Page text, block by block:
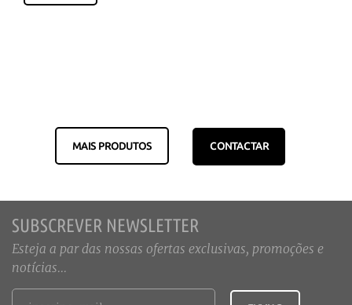
MAIS PRODUTOS CONTACTAR
SUBSCREVER NEWSLETTER
Esteja a par das nossas ofertas exclusivas, promoções e
notícias...